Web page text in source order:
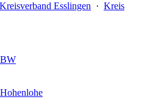
Kreisverband Esslingen · Kreis